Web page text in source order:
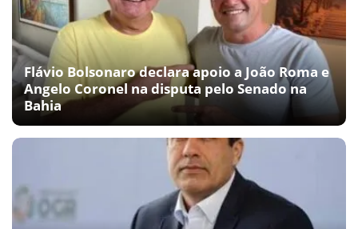
Flávio Bolsonaro declara apoio a João Roma e
Angelo Coronel na disputa pelo Senado na
Bahia